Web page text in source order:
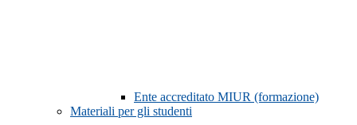
Ente accreditato MIUR (formazione)
Materiali per gli studenti